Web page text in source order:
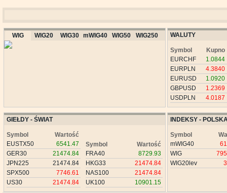
WIG WIG20 WIG30 mWIG40 WIG50 WIG250 WALUTY
Symbol
Kupno
EURCHF
1.0844
EURPLN
4.3840
EURUSD
1.0920
GBPUSD
1.2369
USDPLN
4.0187
GIEŁDY - ŚWIAT
Symbol
Wartość
EUSTX50
6541.47
GER30
21474.84
JPN225
21474.84
SPX500
7746.61
US30
21474.84
Symbol
Wartość
FRA40
8729.93
HKG33
21474.84
NAS100
21474.84
UK100
10901.15
INDEKSY -
Symbol
mWIG40
WIG
WIG20lev